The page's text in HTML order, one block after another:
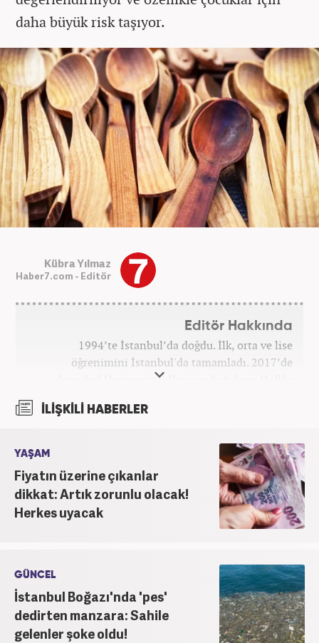
daha büyük risk taşıyor.
Kübra Yılmaz
Haber7.com - Editör
Editör Hakkında
1994’te İstanbul’da doğdu. İlk, orta ve lise
öğrenimini İstanbul'da tamamladı. 2017’de
İstanbul Üniversitesi İletişim Fakültesi Halkla
2017’den beri Kanal7 Medya Grubu’na bağlı
etmektedir.
İLİŞKİLİ HABERLER
YAŞAM
Fiyatın üzerine çıkanlar
dikkat: Artık zorunlu olacak!
Herkes uyacak
GÜNCEL
İstanbul Boğazı'nda 'pes'
dedirten manzara: Sahile
gelenler şoke oldu!